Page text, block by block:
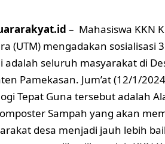
– Mahasiswa KKN
(UTM) mengadakan sosialisasi
adalah seluruh masyarakat di
Pamekasan. Jum’at (12/1/
Tepat Guna tersebut adalah
Sampah yang akan
desa menjadi jauh lebih